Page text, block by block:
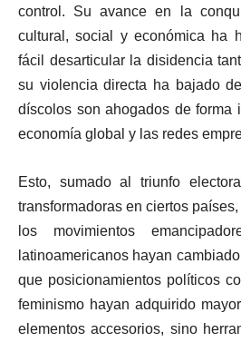
control. Su avance en la
cultural, social y económica ha
fácil desarticular la disidencia
su violencia directa ha bajado
díscolos son ahogados de forma
economía global y las redes
Esto, sumado al triunfo
transformadoras en ciertos
los movimientos
latinoamericanos hayan
que posicionamientos políticos
feminismo hayan adquirido
elementos accesorios, sino